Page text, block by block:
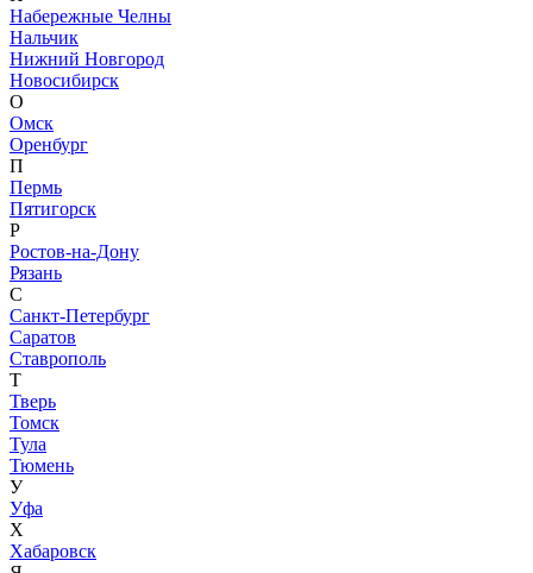
Набережные Челны
Нальчик
Нижний Новгород
Новосибирск
О
Омск
Оренбург
П
Пермь
Пятигорск
Р
Ростов-на-Дону
Рязань
С
Санкт-Петербург
Саратов
Ставрополь
Т
Тверь
Томск
Тула
Тюмень
У
Уфа
Х
Хабаровск